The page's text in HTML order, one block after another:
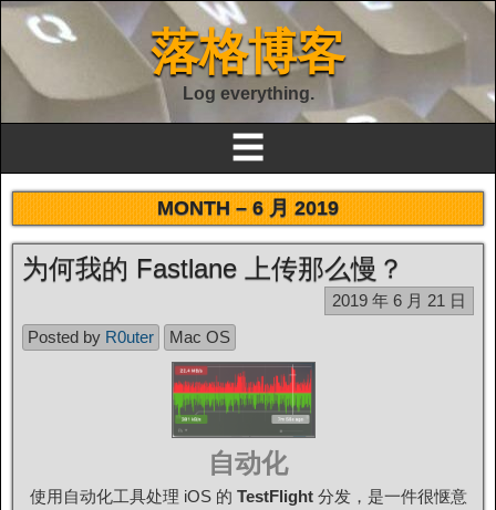
落格博客
Log everything.
☰
MONTH –6 月 2019
为何我的 Fastlane 上传那么慢？
2019 年 6 月 21 日
Posted by R0uter Mac OS
自动化
使用自动化工具处理 iOS 的 TestFlight分发，是一件很惬意